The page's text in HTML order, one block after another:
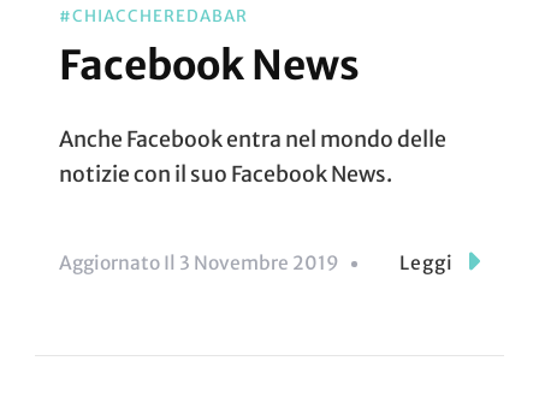
#CHIACCHEREDABAR
Facebook News
Anche Facebook entra nel mondo delle
notizie con il suo Facebook News.
Aggiornato Il 3 Novembre 2019 Leggi